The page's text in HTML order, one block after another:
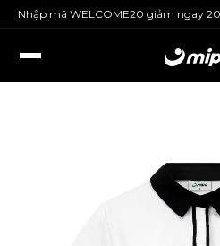
Nhập mã WELCOME20 giảm ngay